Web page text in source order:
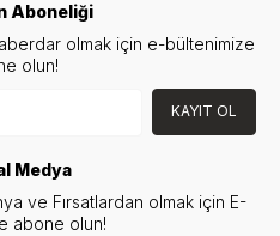
Aboneliği
olmak için e-bültenimize
olun!
KAYIT OL
Medya
ve Fırsatlardan olmak için E-
abone olun!